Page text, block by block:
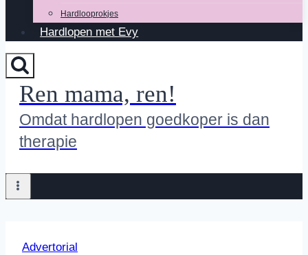
Hardlooprokjes
Hardlopen met Evy
Ren mama, ren!
Omdat hardlopen goedkoper is dan
therapie
Advertorial